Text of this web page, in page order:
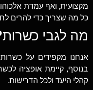
מקצועית, ואף עמדת
כל מה שצריך כדי להרים
מה לגבי
אנחנו מקפידים על
בנוסף, קיימת אופציה
קהלי היעד ולכל הדרישות.